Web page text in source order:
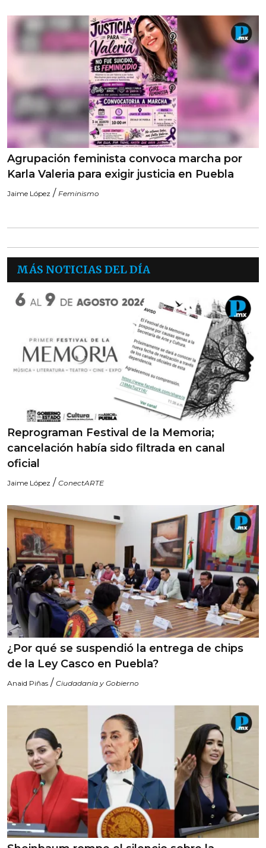
Agrupación feminista convoca marcha por
Karla Valeria para exigir justicia en Puebla
Jaime López / Feminismo
MÁS NOTICIAS DEL DÍA
Reprograman Festival de la Memoria;
cancelación había sido filtrada en canal
oficial
Jaime López / ConectARTE
¿Por qué se suspendió la entrega de chips
de la Ley Casco en Puebla?
Anaid Piñas / Ciudadanía y Gobierno